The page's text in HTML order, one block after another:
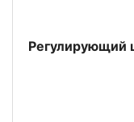
Регулирующий